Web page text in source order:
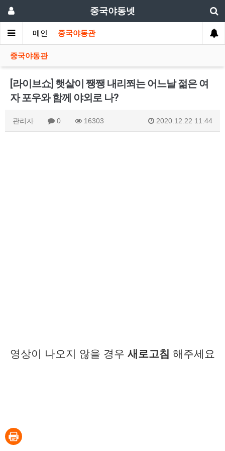
중국야동넷
메인 중국야동관
중국야동관
[라이브쇼] 햇살이 쨍쨍 내리쬐는 어느날 젊은 여
자 포우와 함께 야외로 나?
관리자 0 16303 2020.12.22 11:44
영상이 나오지 않을 경우 새로고침 해주세요